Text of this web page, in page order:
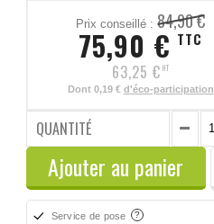
Prix conseillé :84,90 €
75,90 € TTC
63,25 € HT
Dont 0,19 € d'éco-participation
QUANTITÉ
Ajouter au panier
Service de pose